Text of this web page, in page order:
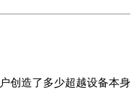
创造了多少超越设备本身